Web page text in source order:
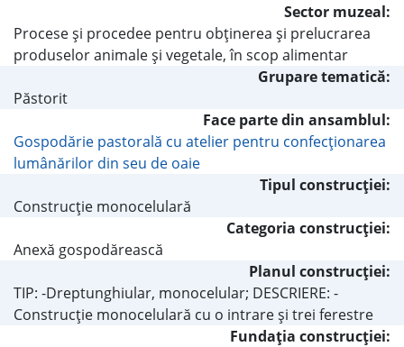
Sector muzeal:
Procese şi procedee pentru obţinerea şi prelucrarea
produselor animale şi vegetale, în scop alimentar
Grupare tematică:
Păstorit
Face parte din ansamblul:
Gospodărie pastorală cu atelier pentru confecţionarea
lumânărilor din seu de oaie
Tipul construcţiei:
Construcţie monocelulară
Categoria construcţiei:
Anexă gospodărească
Planul construcţiei:
TIP: -Dreptunghiular, monocelular; DESCRIERE: -
Construcţie monocelulară cu o intrare şi trei ferestre
Fundaţia construcţiei: